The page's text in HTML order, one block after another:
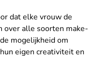
dat elke vrouw de
over alle soorten make-
mogelijkheid om
eigen creativiteit en